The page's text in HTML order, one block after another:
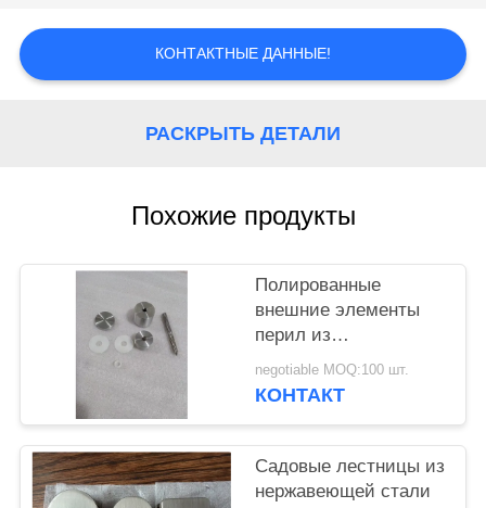
КАРТА
САЙТА
КОНТАКТНЫЕ ДАННЫЕ!
РАСКРЫТЬ ДЕТАЛИ
Похожие продукты
Полированные
внешние элементы
перил из
нержавеющей стали
negotiable MOQ:100 шт.
КОНТАКТ
Садовые лестницы из
нержавеющей стали